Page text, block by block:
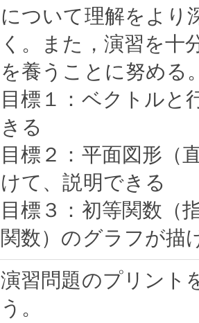
について理解をより
く。また，演習を十
を養うことに努める
目標１：ベクトルと
きる
目標２：平面図形（
けて、説明できる
目標３：初等関数（
演習問題のプリント
う。